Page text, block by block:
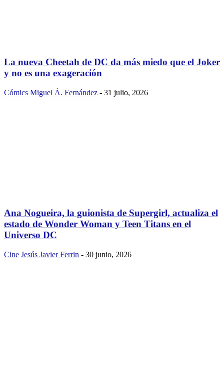
La nueva Cheetah de DC da más miedo que el Joker
y no es una exageración
Cómics Miguel Á. Fernández - 31 julio, 2026
Ana Nogueira, la guionista de Supergirl, actualiza el
estado de Wonder Woman y Teen Titans en el
Universo DC
Cine Jesús Javier Ferrin - 30 junio, 2026